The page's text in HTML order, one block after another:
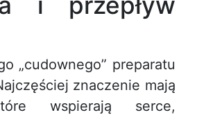
„cudownego” preparatu
znaczenie mają
wspierają serce,